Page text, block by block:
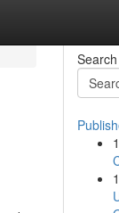
Search
1
1